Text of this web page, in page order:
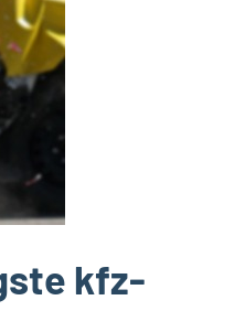
kfz-